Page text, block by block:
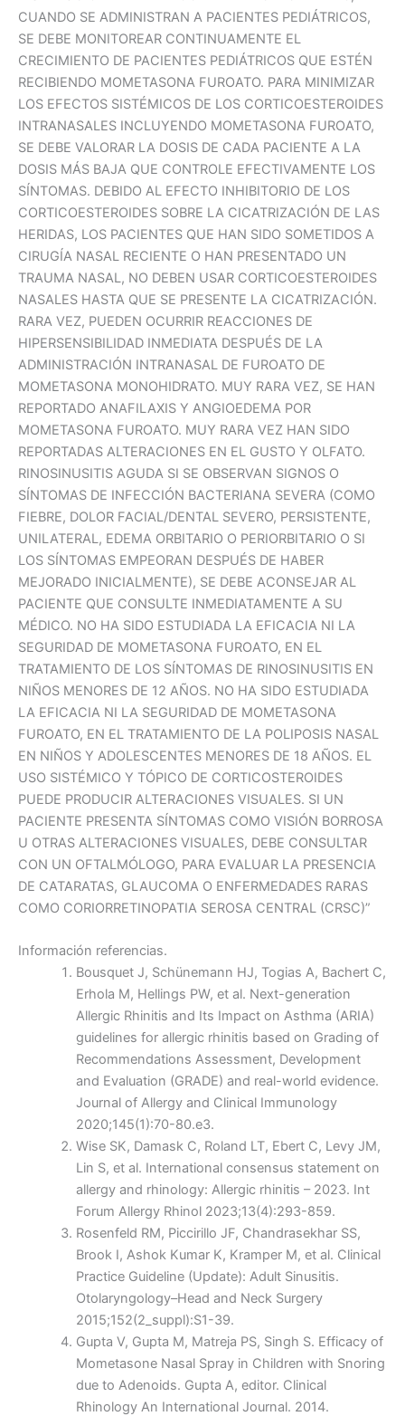
CUANDO SE ADMINISTRAN A PACIENTES PEDIÁTRICOS,
SE DEBE MONITOREAR CONTINUAMENTE EL
CRECIMIENTO DE PACIENTES PEDIÁTRICOS QUE ESTÉN
RECIBIENDO MOMETASONA FUROATO. PARA MINIMIZAR
LOS EFECTOS SISTÉMICOS DE LOS CORTICOESTEROIDES
INTRANASALES INCLUYENDO MOMETASONA FUROATO,
SE DEBE VALORAR LA DOSIS DE CADA PACIENTE A LA
DOSIS MÁS BAJA QUE CONTROLE EFECTIVAMENTE LOS
SÍNTOMAS. DEBIDO AL EFECTO INHIBITORIO DE LOS
CORTICOESTEROIDES SOBRE LA CICATRIZACIÓN DE LAS
HERIDAS, LOS PACIENTES QUE HAN SIDO SOMETIDOS A
CIRUGÍA NASAL RECIENTE O HAN PRESENTADO UN
TRAUMA NASAL, NO DEBEN USAR CORTICOESTEROIDES
NASALES HASTA QUE SE PRESENTE LA CICATRIZACIÓN.
RARA VEZ, PUEDEN OCURRIR REACCIONES DE
HIPERSENSIBILIDAD INMEDIATA DESPUÉS DE LA
ADMINISTRACIÓN INTRANASAL DE FUROATO DE
MOMETASONA MONOHIDRATO. MUY RARA VEZ, SE HAN
REPORTADO ANAFILAXIS Y ANGIOEDEMA POR
MOMETASONA FUROATO. MUY RARA VEZ HAN SIDO
REPORTADAS ALTERACIONES EN EL GUSTO Y OLFATO.
RINOSINUSITIS AGUDA SI SE OBSERVAN SIGNOS O
SÍNTOMAS DE INFECCIÓN BACTERIANA SEVERA (COMO
FIEBRE, DOLOR FACIAL/DENTAL SEVERO, PERSISTENTE,
UNILATERAL, EDEMA ORBITARIO O PERIORBITARIO O SI
LOS SÍNTOMAS EMPEORAN DESPUÉS DE HABER
MEJORADO INICIALMENTE), SE DEBE ACONSEJAR AL
PACIENTE QUE CONSULTE INMEDIATAMENTE A SU
MÉDICO. NO HA SIDO ESTUDIADA LA EFICACIA NI LA
SEGURIDAD DE MOMETASONA FUROATO, EN EL
TRATAMIENTO DE LOS SÍNTOMAS DE RINOSINUSITIS EN
NIÑOS MENORES DE 12 AÑOS. NO HA SIDO ESTUDIADA
LA EFICACIA NI LA SEGURIDAD DE MOMETASONA
FUROATO, EN EL TRATAMIENTO DE LA POLIPOSIS NASAL
EN NIÑOS Y ADOLESCENTES MENORES DE 18 AÑOS. EL
USO SISTÉMICO Y TÓPICO DE CORTICOSTEROIDES
PUEDE PRODUCIR ALTERACIONES VISUALES. SI UN
PACIENTE PRESENTA SÍNTOMAS COMO VISIÓN BORROSA
U OTRAS ALTERACIONES VISUALES, DEBE CONSULTAR
CON UN OFTALMÓLOGO, PARA EVALUAR LA PRESENCIA
DE CATARATAS, GLAUCOMA O ENFERMEDADES RARAS
COMO CORIORRETINOPATIA SEROSA CENTRAL (CRSC)”
Información referencias.
Bousquet J, Schünemann HJ, Togias A, Bachert C,
Erhola M, Hellings PW, et al. Next-generation
Allergic Rhinitis and Its Impact on Asthma (ARIA)
guidelines for allergic rhinitis based on Grading of
Recommendations Assessment, Development
and Evaluation (GRADE) and real-world evidence.
Journal of Allergy and Clinical Immunology
2020;145(1):70-80.e3.
Wise SK, Damask C, Roland LT, Ebert C, Levy JM,
Lin S, et al. International consensus statement on
allergy and rhinology: Allergic rhinitis – 2023. Int
Forum Allergy Rhinol 2023;13(4):293-859.
Rosenfeld RM, Piccirillo JF, Chandrasekhar SS,
Brook I, Ashok Kumar K, Kramper M, et al. Clinical
Practice Guideline (Update): Adult Sinusitis.
Otolaryngology–Head and Neck Surgery
2015;152(2_suppl):S1-39.
Gupta V, Gupta M, Matreja PS, Singh S. Efficacy of
Mometasone Nasal Spray in Children with Snoring
due to Adenoids. Gupta A, editor. Clinical
Rhinology An International Journal. 2014.